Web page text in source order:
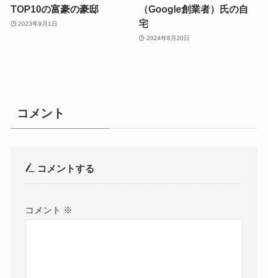
TOP10の富豪の豪邸
2023年9月1日
（Google創業者）氏の自
宅
2024年8月20日
コメント
コメントする
コメント ※